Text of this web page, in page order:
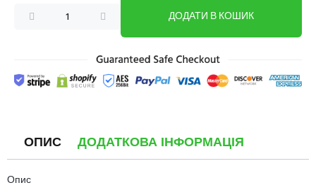
ДОДАТИ В КОШИК
ОПИС ДОДАТКОВА ІНФОРМАЦІЯ
Опис